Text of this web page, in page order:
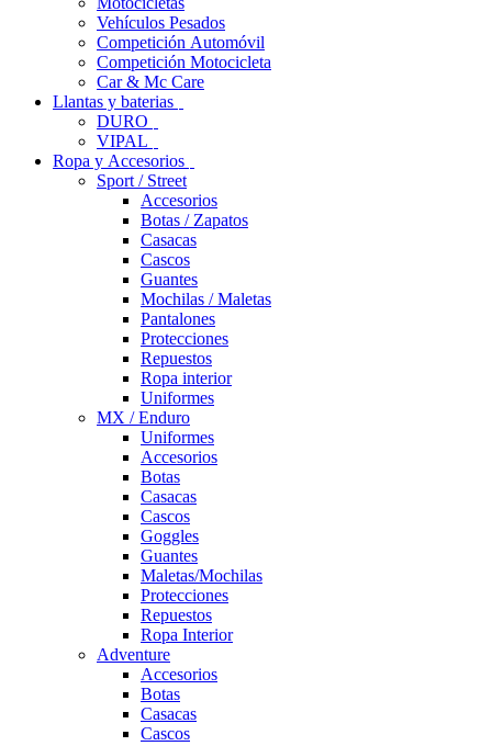
Vehículos Pesados
Competición Automóvil
Competición Motocicleta
Car & Mc Care
Llantas y baterias
DURO
VIPAL
Ropa y Accesorios
Sport / Street
Accesorios
Botas / Zapatos
Casacas
Cascos
Guantes
Mochilas / Maletas
Pantalones
Protecciones
Repuestos
Ropa interior
Uniformes
MX / Enduro
Uniformes
Accesorios
Botas
Casacas
Cascos
Goggles
Guantes
Maletas/Mochilas
Protecciones
Repuestos
Ropa Interior
Adventure
Accesorios
Botas
Casacas
Cascos